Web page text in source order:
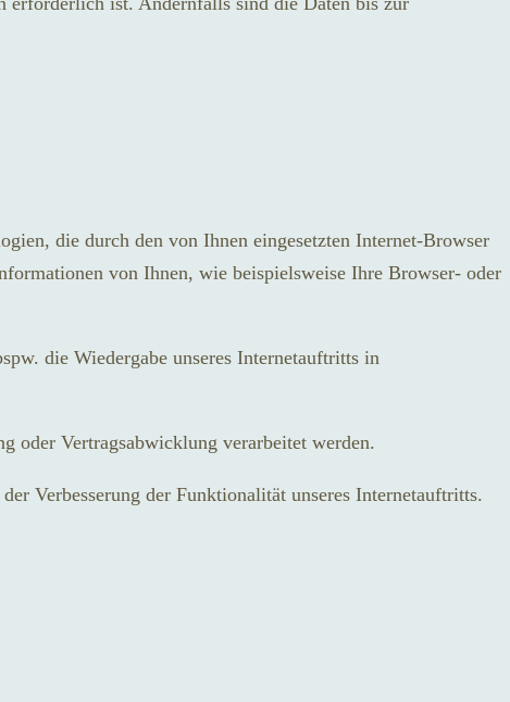
die durch den von Ihnen eingesetzten Internet-Browser
von Ihnen, wie beispielsweise Ihre Browser- oder
die Wiedergabe unseres Internetauftritts in
oder Vertragsabwicklung verarbeitet werden.
Verbesserung der Funktionalität unseres Internetauftritts.